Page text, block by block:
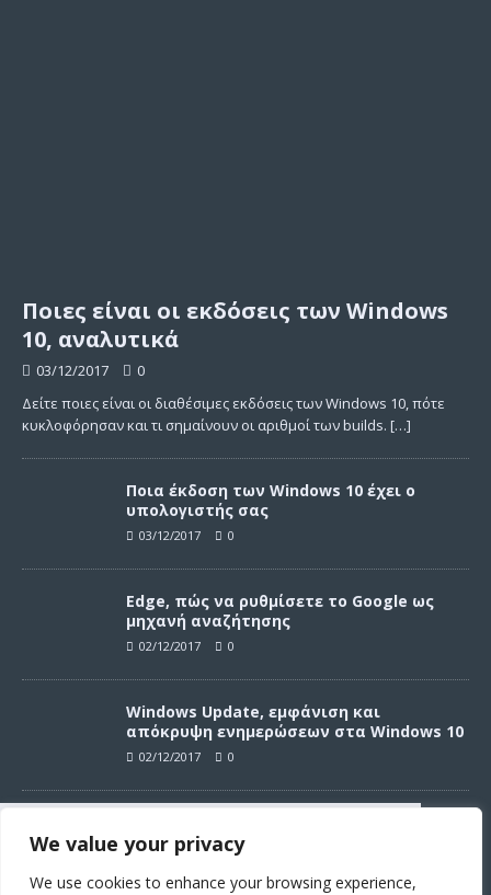
Συνεχίζοντας σε αυτό τον ιστότοπο
αποδέχεστε την χρήση των cookies
We value your privacy
We use cookies to enhance your browsing experience,
Ποιες είναι οι εκδόσεις των Windows
10, αναλυτικά
03/12/2017
0
Δείτε ποιες είναι οι διαθέσιμες εκδόσεις των Windows 10, πότε
κυκλοφόρησαν και τι σημαίνουν οι αριθμοί των builds. […]
Ποια έκδοση των Windows 10 έχει ο
υπολογιστής σας
03/12/2017 0
Edge, πώς να ρυθμίσετε το Google ως
μηχανή αναζήτησης
02/12/2017 0
Windows Update, εμφάνιση και
απόκρυψη ενημερώσεων στα Windows 10
02/12/2017 0
ενημερώσεων στα Windows 10